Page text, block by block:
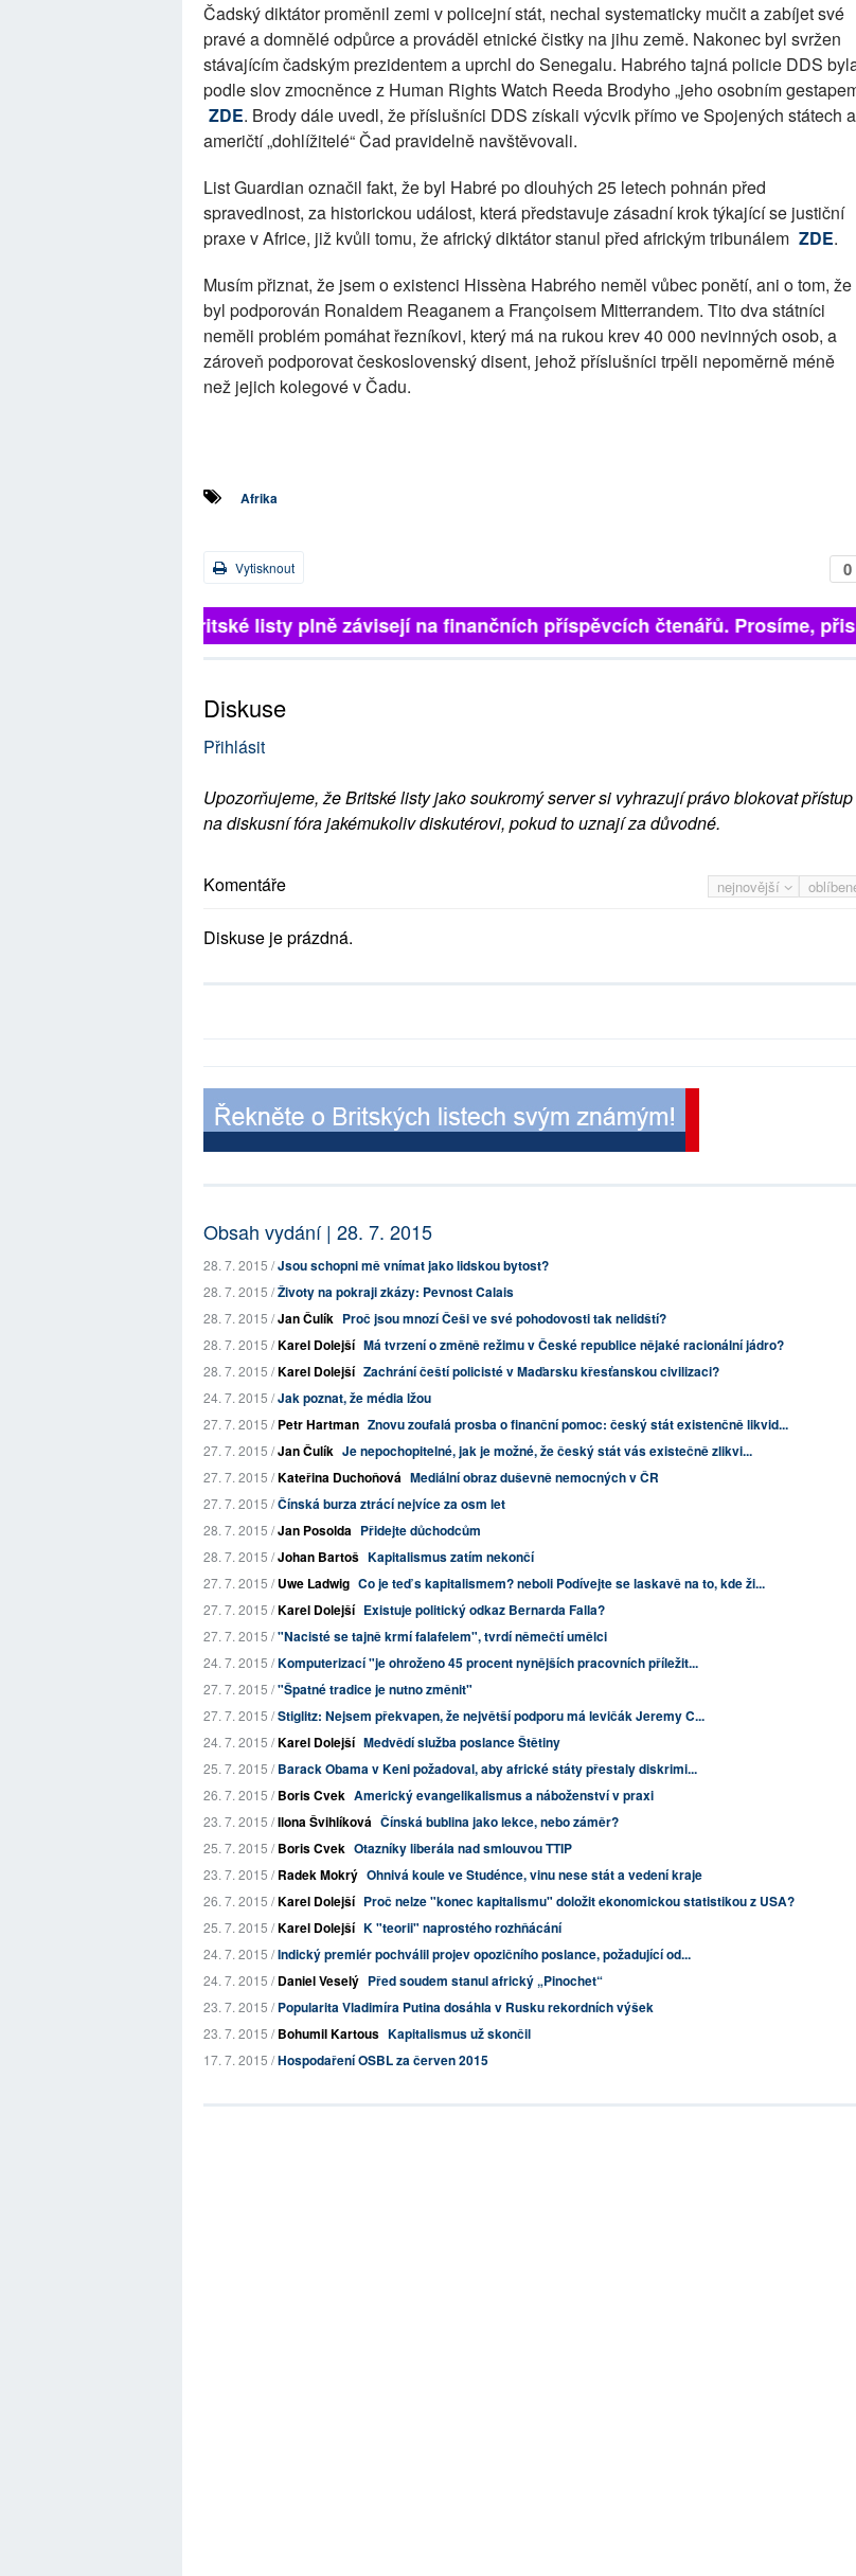
Čadský diktátor proměnil zemi v policejní stát, nechal systematicky mučit a zabíjet své
pravé a domnělé odpůrce a prováděl etnické čistky na jihu země. Nakonec byl svržen
stávajícím čadským prezidentem a uprchl do Senegalu. Habrého tajná policie DDS
podle slov zmocněnce z Human Rights Watch Reeda Brodyho „jeho osobním
ZDE. Brody dále uvedl, že příslušníci DDS získali výcvik přímo ve Spojených státech a
američtí „dohlížitelé“ Čad pravidelně navštěvovali.
List Guardian označil fakt, že byl Habré po dlouhých 25 letech pohnán před
spravedlnost, za historickou událost, která představuje zásadní krok týkající se justiční
praxe v Africe, již kvůli tomu, že africký diktátor stanul před africkým tribunálem ZDE.
Musím přiznat, že jsem o existenci Hissèna Habrého neměl vůbec ponětí, ani o tom, že
byl podporován Ronaldem Reaganem a Françoisem Mitterrandem. Tito dva státníci
neměli problém pomáhat řezníkovi, který má na rukou krev 40 000 nevinných osob, a
zároveň podporovat československý disent, jehož příslušníci trpěli nepoměrně méně
než jejich kolegové v Čadu.
Afrika
0
Vytisknout
Britské listy plně závisejí na finančních příspěvcích čtenářů. Prosíme,
Diskuse
Přihlásit
Upozorňujeme, že Britské listy jako soukromý server si vyhrazují právo blokovat přístup
na diskusní fóra jakémukoliv diskutérovi, pokud to uznají za důvodné.
nejnovější
Komentáře
Diskuse je prázdná.
Obsah vydání | 28. 7. 2015
28. 7. 2015 /Jsou schopni mě vnímat jako lidskou bytost?
28. 7. 2015 /Životy na pokraji zkázy: Pevnost Calais
28. 7. 2015 /Jan Čulík Proč jsou mnozí Češi ve své pohodovosti tak nelidští?
28. 7. 2015 /Karel Dolejší Má tvrzení o změně režimu v České republice nějaké racionální jádro?
28. 7. 2015 /Karel Dolejší Zachrání čeští policisté v Maďarsku křesťanskou civilizaci?
24. 7. 2015 /Jak poznat, že média lžou
27. 7. 2015 /Petr Hartman Znovu zoufalá prosba o finanční pomoc: český stát existenčně likvid...
27. 7. 2015 /Jan Čulík Je nepochopitelné, jak je možné, že český stát vás existečně zlikvi...
27. 7. 2015 /Kateřina Duchoňová Mediální obraz duševně nemocných v ČR
27. 7. 2015 /Čínská burza ztrácí nejvíce za osm let
28. 7. 2015 /Jan Posolda Přidejte důchodcům
28. 7. 2015 /Johan Bartoš Kapitalismus zatím nekončí
27. 7. 2015 /Uwe Ladwig Co je teď s kapitalismem? neboli Podívejte se laskavě na to, kde ži...
27. 7. 2015 /Karel Dolejší Existuje politický odkaz Bernarda Falla?
27. 7. 2015 /"Nacisté se tajně krmí falafelem", tvrdí němečtí umělci
24. 7. 2015 /Komputerizací "je ohroženo 45 procent nynějších pracovních příležit...
27. 7. 2015 /"Špatné tradice je nutno změnit"
27. 7. 2015 /Stiglitz: Nejsem překvapen, že největší podporu má levičák Jeremy C...
24. 7. 2015 /Karel Dolejší Medvědí služba poslance Štětiny
25. 7. 2015 /Barack Obama v Keni požadoval, aby africké státy přestaly diskrimi...
26. 7. 2015 /Boris Cvek Americký evangelikalismus a náboženství v praxi
23. 7. 2015 /Ilona Švihlíková Čínská bublina jako lekce, nebo záměr?
25. 7. 2015 /Boris Cvek Otazníky liberála nad smlouvou TTIP
23. 7. 2015 /Radek Mokrý Ohnivá koule ve Studénce, vinu nese stát a vedení kraje
26. 7. 2015 /Karel Dolejší Proč nelze "konec kapitalismu" doložit ekonomickou statistikou z USA?
25. 7. 2015 /Karel Dolejší K "teorii" naprostého rozhňácání
24. 7. 2015 /Indický premiér pochválil projev opozičního poslance, požadující od...
24. 7. 2015 /Daniel Veselý Před soudem stanul africký „Pinochet“
23. 7. 2015 /Popularita Vladimíra Putina dosáhla v Rusku rekordních výšek
23. 7. 2015 /Bohumil Kartous Kapitalismus už skončil
17. 7. 2015 /Hospodaření OSBL za červen 2015